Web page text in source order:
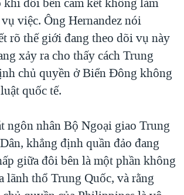
việc. Ông Hernandez nói
rõ thế giới đang theo dõi vụ này
xảy ra cho thấy cách Trung
chủ quyền ở Biển Đông không
quốc tế.
ngôn nhân Bộ Ngoại giao Trung
khẳng định quần đảo đang
giữa đôi bên là một phần không
lãnh thổ Trung Quốc, và rằng